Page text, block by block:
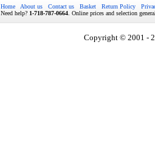
Home About us Contact us Basket Return Policy
Need help? 1-718-787-0664 . Online prices and selection
Copyright © 2001 -